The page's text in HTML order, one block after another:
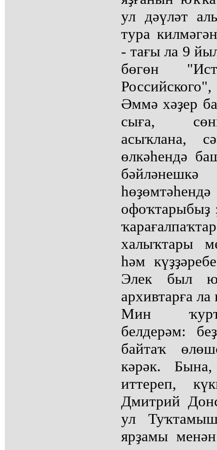
ул дәүләт
тура
- тағы ла 9
бөгөн
Әммә хәҙер
сыға,
асыҡлана,
өлкәһендә
офоҡтарыбыҙ
халыҡтары
һәм
Элек был
архивтарға
Мин
белдерәм:
байтаҡ
кәрәк.
иттереп,
Дмитрий
ул
ярҙамы